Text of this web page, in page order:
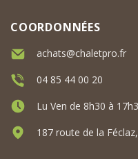
COORDONNÉES
achats@chaletpro.fr
04 85 44 00 20
Lu Ven de 8h30 à
187 route de la